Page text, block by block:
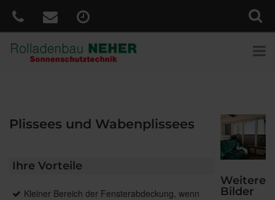
Plissees und Wabenplissees
Ihre Vorteile
Kleiner Bereich der Fensterabdeckung, wenn
Weitere
Bilder